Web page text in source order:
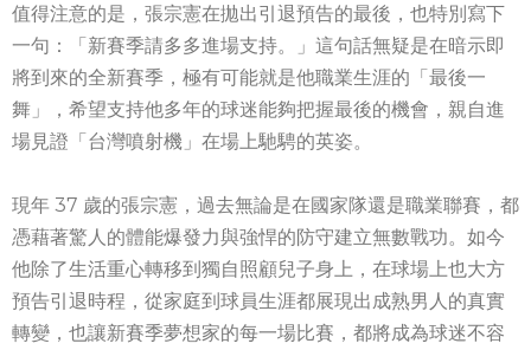
值得注意的是，張宗憲在拋出引退預告的最後，也特別寫下
一句：「新賽季請多多進場支持。」這句話無疑是在暗示即
將到來的全新賽季，極有可能就是他職業生涯的「最後一
舞」，希望支持他多年的球迷能夠把握最後的機會，親自進
場見證「台灣噴射機」在場上馳騁的英姿。
現年 37 歲的張宗憲，過去無論是在國家隊還是職業聯賽，都
憑藉著驚人的體能爆發力與強悍的防守建立無數戰功。如今
他除了生活重心轉移到獨自照顧兒子身上，在球場上也大方
預告引退時程，從家庭到球員生涯都展現出成熟男人的真實
轉變，也讓新賽季夢想家的每一場比賽，都將成為球迷不容